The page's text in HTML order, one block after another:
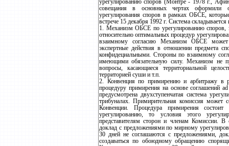
урегулированию споров (Монтре - 1978 г.,
совещания в основных чертах оформили
урегулирования споров в рамках ОБСЕ,
встрече 15 декабря 1992 г. Система
1. Механизм ОБСЕ по урегулированию споров,
относительно оптимальных процедур
взаимному согласию Механизм ОБСЕ может
экспертные действия в отношении предмета
конфидециальными. Стороны по взаимному
имеющими обязательную силу. Механизм не
вопросы, касающиеся территориальной
территорией суши и т.п.
2. Конвенция по примирению и арбитражу в
процедуру примирения на основе соглашений
предусмотрена двухступенчатая система
трибуналах. Примирительная комиссия может
Конвенции. Процедура примирения
урегулированию, то условия этого
представителям сторон и членам Комиссии. В
доклад с предложениями по мирному
30 дней не соглашаются с предложениями,
создаваться по обоюдному обращению